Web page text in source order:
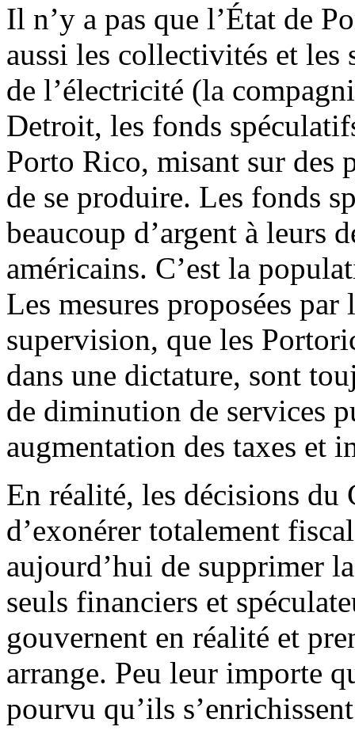
Il n’y a pas que l’État de
aussi les collectivités et les
de l’électricité (la
Detroit, les fonds
Porto Rico, misant sur des
de se produire. Les fonds
beaucoup d’argent à leurs
américains. C’est la
Les mesures proposées
supervision, que les
dans une dictature, sont
de diminution de services
augmentation des taxes et
En réalité, les décisions du
d’exonérer totalement
aujourd’hui de supprimer
seuls financiers et
gouvernent en réalité et
arrange. Peu leur importe
pourvu qu’ils